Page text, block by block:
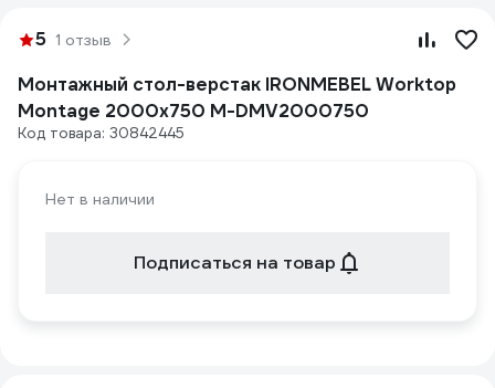
5 1 отзыв
Монтажный стол-верстак IRONMEBEL Worktop
Montage 2000x750 M-DMV2000750
Код товара: 30842445
Нет в наличии
Подписаться на товар